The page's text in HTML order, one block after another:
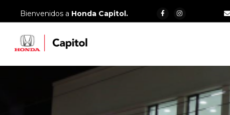
Bienvenidos a Honda Capitol.